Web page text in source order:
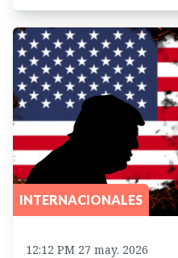
INTERNACIONALES
12:12 PM 27 may. 2026